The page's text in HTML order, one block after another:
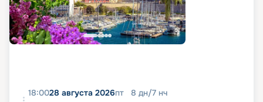
18:0028 августа 2026пт 8 дн/7 нч